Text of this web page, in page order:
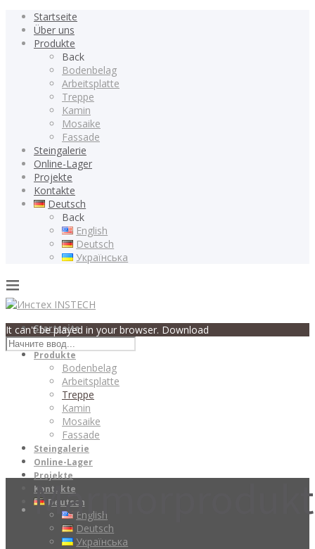
Startseite
Über uns
Produkte
Back
Bodenbelag
Arbeitsplatte
Treppe
Kamin
Mosaike
Fassade
Steingalerie
Online-Lager
Projekte
Kontakte
Deutsch
Back
English
Deutsch
Українська
INSTECH
Startseite
Über uns
Produkte
Bodenbelag
Arbeitsplatte
Treppe
Kamin
Mosaike
Fassade
Steingalerie
Online-Lager
Projekte
Kontakte
Deutsch
English
Deutsch
Українська
It can't be played in your browser. Download